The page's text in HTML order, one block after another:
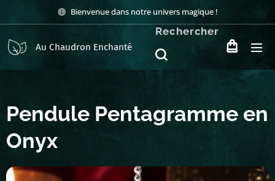
Bienvenue dans notre univers magique !
Au Chaudron Enchanté
Rechercher
Pendule Pentagramme en
Onyx